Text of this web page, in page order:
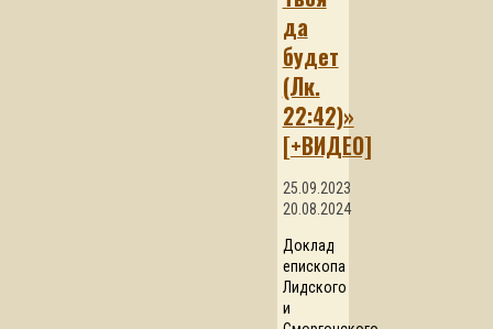
да
будет
(Лк.
22:42)»
[+ВИДЕО]
25.09.2023
20.08.2024
Доклад
епископа
Лидского
и